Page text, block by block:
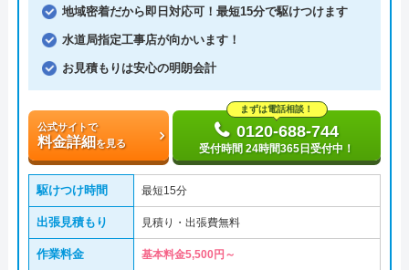
地域密着だから即日対応可！最短15分で駆けつけます
水道局指定工事店が向かいます！
お見積もりは安心の明朗会計
公式サイトで
料金詳細を見る
まずは電話相談！
0120-688-744
受付時間 24時間365日受付中！
駆けつけ時間 最短15分
出張見積もり 見積り・出張費無料
作業料金 基本料金5,500円～